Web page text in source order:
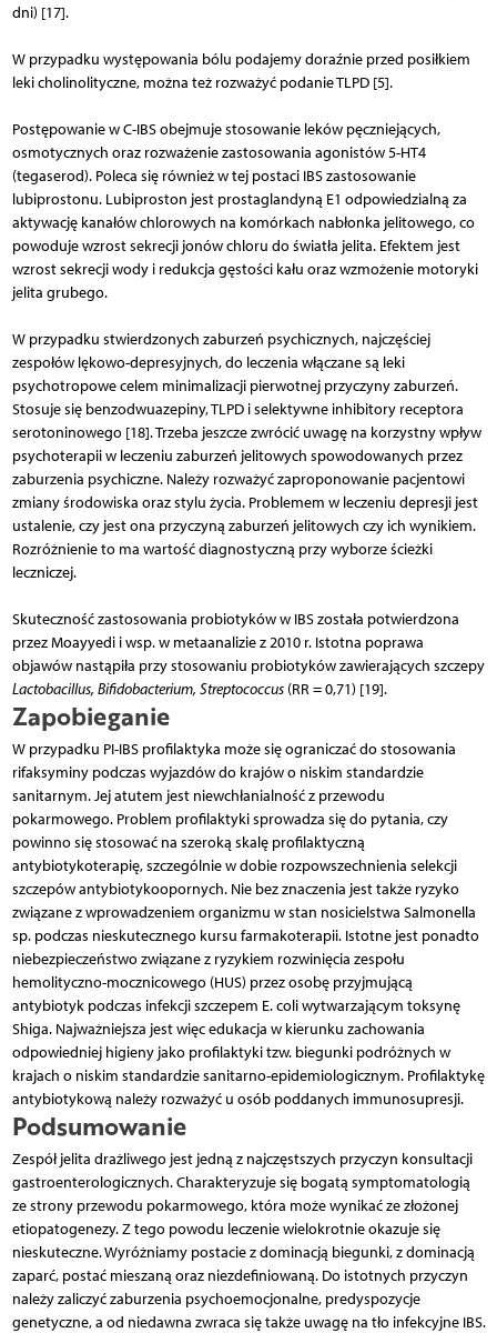
dni) [17].
W przypadku występowania bólu podajemy doraźnie przed posiłkiem
leki cholinolityczne, można też rozważyć podanie TLPD [5].
Postępowanie w C-IBS obejmuje stosowanie leków pęczniejących,
osmotycznych oraz rozważenie zastosowania agonistów 5-HT4
(tegaserod). Poleca się również w tej postaci IBS zastosowanie
lubiprostonu. Lubiproston jest prostaglandyną E1 odpowiedzialną za
aktywację kanałów chlorowych na komórkach nabłonka jelitowego, co
powoduje wzrost sekrecji jonów chloru do światła jelita. Efektem jest
wzrost sekrecji wody i redukcja gęstości kału oraz wzmożenie motoryki
jelita grubego.
W przypadku stwierdzonych zaburzeń psychicznych, najczęściej
zespołów lękowo-depresyjnych, do leczenia włączane są leki
psychotropowe celem minimalizacji pierwotnej przyczyny zaburzeń.
Stosuje się benzodwuazepiny, TLPD i selektywne inhibitory receptora
serotoninowego [18]. Trzeba jeszcze zwrócić uwagę na korzystny wpływ
psychoterapii w leczeniu zaburzeń jelitowych spowodowanych przez
zaburzenia psychiczne. Należy rozważyć zaproponowanie pacjentowi
zmiany środowiska oraz stylu życia. Problemem w leczeniu depresji jest
ustalenie, czy jest ona przyczyną zaburzeń jelitowych czy ich wynikiem.
Rozróżnienie to ma wartość diagnostyczną przy wyborze ścieżki
leczniczej.
Skuteczność zastosowania probiotyków w IBS została potwierdzona
przez Moayyedi i wsp. w metaanalizie z 2010 r. Istotna poprawa
objawów nastąpiła przy stosowaniu probiotyków zawierających szczepy
Lactobacillus, Bifidobacterium, Streptococcus (RR = 0,71) [19].
Zapobieganie
W przypadku PI-IBS profilaktyka może się ograniczać do stosowania
rifaksyminy podczas wyjazdów do krajów o niskim standardzie
sanitarnym. Jej atutem jest niewchłanialność z przewodu
pokarmowego. Problem profilaktyki sprowadza się do pytania, czy
powinno się stosować na szeroką skalę profilaktyczną
antybiotykoterapię, szczególnie w dobie rozpowszechnienia selekcji
szczepów antybiotykoopornych. Nie bez znaczenia jest także ryzyko
związane z wprowadzeniem organizmu w stan nosicielstwa Salmonella
sp. podczas nieskutecznego kursu farmakoterapii. Istotne jest ponadto
niebezpieczeństwo związane z ryzykiem rozwinięcia zespołu
hemolityczno-mocznicowego (HUS) przez osobę przyjmującą
antybiotyk podczas infekcji szczepem E. coli wytwarzającym toksynę
Shiga. Najważniejsza jest więc edukacja w kierunku zachowania
odpowiedniej higieny jako profilaktyki tzw. biegunki podróżnych w
krajach o niskim standardzie sanitarno-epidemiologicznym. Profilaktykę
antybiotykową należy rozważyć u osób poddanych immunosupresji.
Podsumowanie
Zespół jelita drażliwego jest jedną z najczęstszych przyczyn konsultacji
gastroenterologicznych. Charakteryzuje się bogatą symptomatologią
ze strony przewodu pokarmowego, która może wynikać ze złożonej
etiopatogenezy. Z tego powodu leczenie wielokrotnie okazuje się
nieskuteczne. Wyróżniamy postacie z dominacją biegunki, z dominacją
zaparć, postać mieszaną oraz niezdefiniowaną. Do istotnych przyczyn
należy zaliczyć zaburzenia psychoemocjonalne, predyspozycje
genetyczne, a od niedawna zwraca się także uwagę na tło infekcyjne IBS.